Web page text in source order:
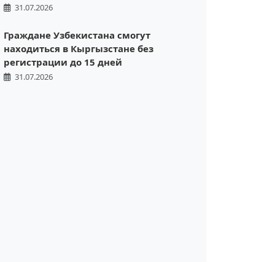
31.07.2026
Граждане Узбекистана смогут
находиться в Кыргызстане без
регистрации до 15 дней
31.07.2026